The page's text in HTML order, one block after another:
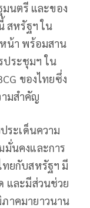
มนตรี และของ
สหรัฐฯ ใน
น้า พร้อมสาน
ประชุมฯ ใน
ของไทยซึ่ง
มสำคัญ
ระเด็นความ
นคงและการ
ยกับสหรัฐฯ มี
และมีส่วนช่วย
าคมายาวนาน